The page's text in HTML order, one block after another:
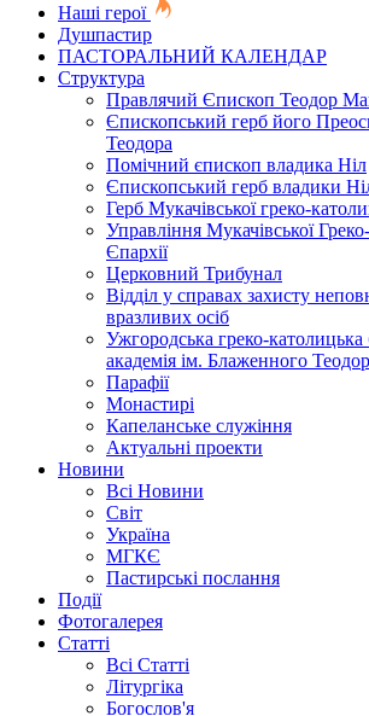
Наші герої
Душпастир
ПАСТОРАЛЬНИЙ КАЛЕНДАР
Структура
Правлячий Єпископ Теодор
Єпископський герб його
Теодора
Помічний єпископ владика Ніл
Єпископський герб владики
Герб Мукачівської греко-
Управління Мукачівської
Єпархії
Церковний Трибунал
Відділ у справах захисту
вразливих осіб
Ужгородська греко-католицька
академія ім. Блаженного
Парафії
Монастирі
Капеланське служіння
Актуальні проекти
Новини
Всі Новини
Світ
Україна
МГКЄ
Пастирські послання
Події
Фотогалерея
Статті
Всі Статті
Літургіка
Богослов'я